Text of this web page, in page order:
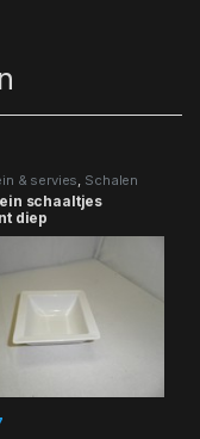
& servies Schalen
schaaltjes
diep